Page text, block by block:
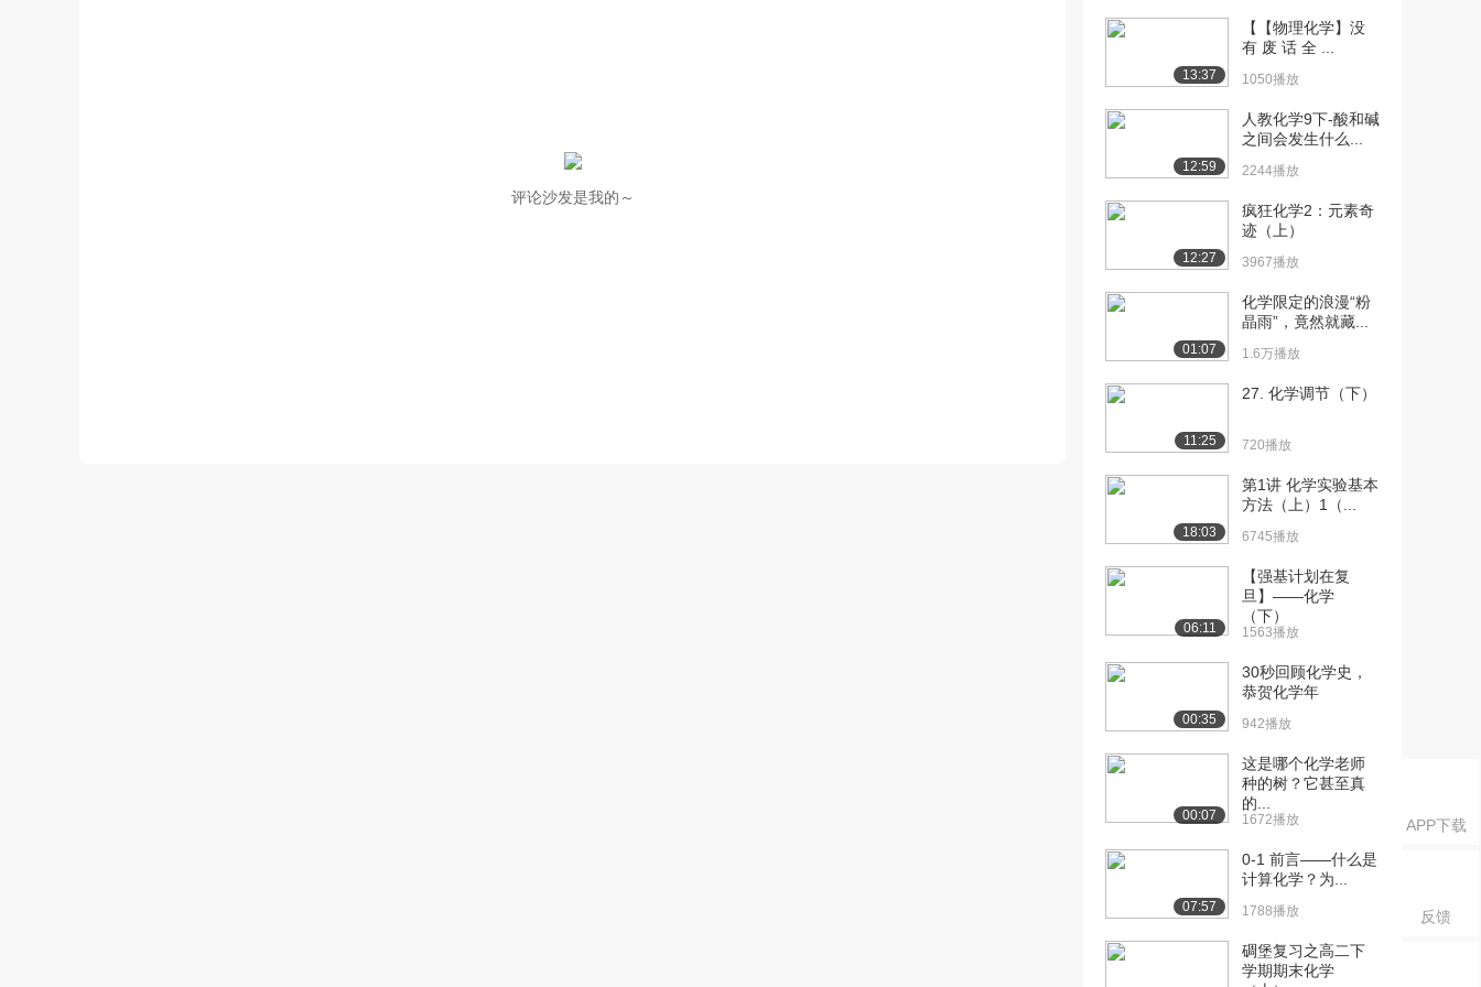
APP下载
反馈
评论沙发是我的～
1322播放
[11] 化学学习者分析
1266播放
[12] 教学目标的概念和功
1257播放
[13] 教学目标的分类
582播放
[14] 教学目标的分类
（下）
1537播放
[15] 化学教学目标的设计
原则（上）
1306播放
[16] 化学教学目标的设计
原则（下）
[17] 化学教学目标的陈述
[18] 化学教学目标的陈述
[19] 从内容标准到课堂教
1287播放
07:36
[20] 化学教学目标的设计
05:16
[21] 化学教学目标的设计
05:17
13:37
【【物理化学】没
有 废 话 全 ...
1050播放
12:59
人教化学9下-酸和碱
之间会发生什么...
2244播放
12:27
疯狂化学2：元素奇
迹（上）
3967播放
01:07
化学限定的浪漫“粉
晶雨”，竟然就藏...
1.6万播放
11:25
27. 化学调节（下）
720播放
18:03
第1讲 化学实验基本
方法（上）1（...
6745播放
06:11
【强基计划在复
旦】——化学
（下）
1563播放
00:35
30秒回顾化学史，
恭贺化学年
942播放
00:07
这是哪个化学老师
种的树？它甚至真
的...
1672播放
07:57
0-1 前言——什么是
计算化学？为...
1788播放
碉堡复习之高二下
学期期末化学